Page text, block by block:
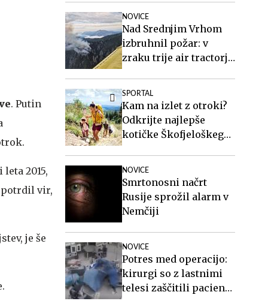
. Putin
2015,
potrdil vir,
je še
NOVICE
Nad Srednjim Vrhom
izbruhnil požar: v
zraku trije air tractorji
SPORTAL
Kam na izlet z otroki?
Odkrijte najlepše
kotičke Škofjeloškega
NOVICE
Smrtonosni načrt
Rusije sprožil alarm v
Nemčiji
NOVICE
Potres med operacijo:
kirurgi so z lastnimi
telesi zaščitili pacienta